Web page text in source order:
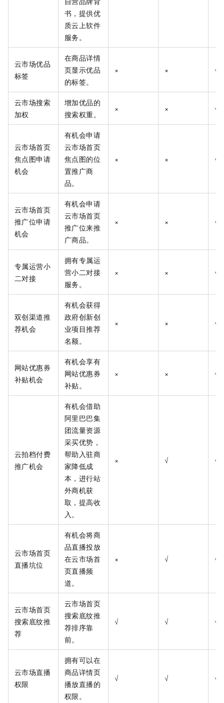
书，提供优
质云上软件
服务。
云市场优品
标签
在商品详情
页显示优品
的标签。
× × √
云市场搜索
加权
增加优品的
搜索权重。
× × √
云市场首页
焦点图申请
机会
有机会申请
云市场首页
焦点图的位
置推广商
品。
× × √
云市场首页
推广位申请
机会
有机会申请
云市场首页
推广位来推
广商品。
× × √
专属运营小
二对接
拥有专属运
营小二对接
服务。
× × √
双创渠道推
荐机会
有机会获得
政府创新创
业项目推荐
名额。
× × √
网站优惠券
补贴机会
有机会享有
网站优惠券
补贴。
× × √
云拍档付费
推广机会
有机会借助
阿里巴巴集
团流量资源
采买优势，
帮助入驻商
家降低成
本，进行站
外商机获
取，提高收
入。
× √ √
云市场首页
直播坑位
有机会将商
品直播投放
在云市场首
页直播频
道。
× √ √
云市场首页
搜索底纹推
荐
云市场首页
搜索底纹推
荐排序靠
前。
√ √ √
云市场直播
权限
拥有可以在
商品详情页
播放直播的
权限。
√ √ √